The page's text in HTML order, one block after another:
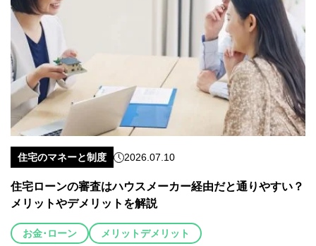
住宅のマネーと制度 2026.07.10
住宅ローンの審査はハウスメーカー経由だと通りやすい？
メリットやデメリットを解説
お金･ローン メリットデメリット